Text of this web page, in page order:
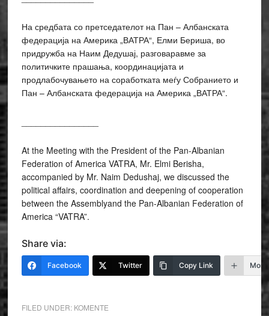
На средбата со претседателот на Пан – Албанската
федерација на Америка „ВАТРА“, Елми Бериша, во
придружба на Наим Дедушај, разговаравме за
политичките прашања, координацијата и
продлабочувањето на соработката меѓу Собранието и
Пан – Албанската федерација на Америка „ВАТРА“.
At the Meeting with the President of the Pan-Albanian
Federation of America VATRA, Mr. Elmi Berisha,
accompanied by Mr. Naim Dedushaj, we discussed the
political affairs, coordination and deepening of cooperation
between the Assemblyand the Pan-Albanian Federation of
America “VATRA”.
Share via:
Facebook Twitter Copy Link More
FILED UNDER: KOMENTE